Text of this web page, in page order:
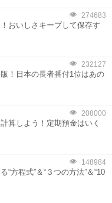
274683
おいしさキープして保存す
232127
！日本の長者番付1位はあの
208000
算しよう！定期預金はいく
148984
“方程式”＆“３つの方法”＆“10